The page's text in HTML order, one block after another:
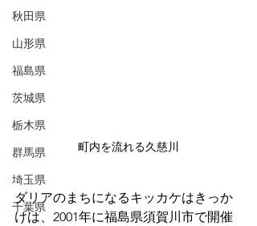
秋田県
山形県
福島県
茨城県
栃木県
群馬県
埼玉県
千葉県
町内を流れる久慈川
ダリアのまちになるキッカケはきっか
けは、2001年に福島県須賀川市で開催